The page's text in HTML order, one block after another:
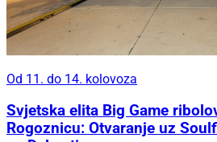
Od 11. do 14. kolovoza
Svjetska elita Big Game
Rogoznicu: Otvaranje uz